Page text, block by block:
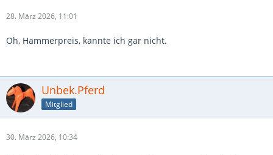
28. März 2026, 11:01
Oh, Hammerpreis, kannte ich gar nicht.
Unbek.Pferd
Mitglied
30. März 2026, 10:34